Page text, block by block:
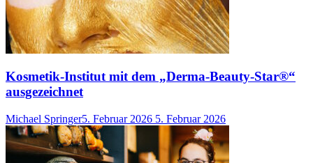
Kosmetik-Institut mit dem „Derma-Beauty-Star®“
ausgezeichnet
Michael Springer5. Februar 2026 5. Februar 2026